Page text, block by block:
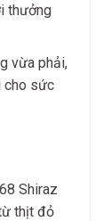
thưởng
vừa phải,
cho sức
Shiraz
thịt đỏ